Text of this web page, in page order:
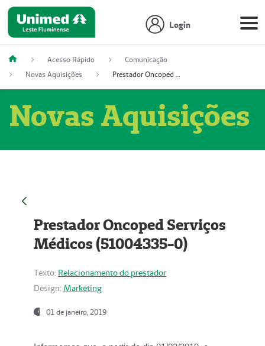
Login
Acesso Rápido
Comunicação
Novas Aquisições
Prestador Oncoped Serviços Médicos (51004335-0)
Novas Aquisições
Prestador Oncoped Serviços
Médicos (51004335-0)
Texto: Relacionamento do prestador
Design: Marketing
01 de janeiro, 2019